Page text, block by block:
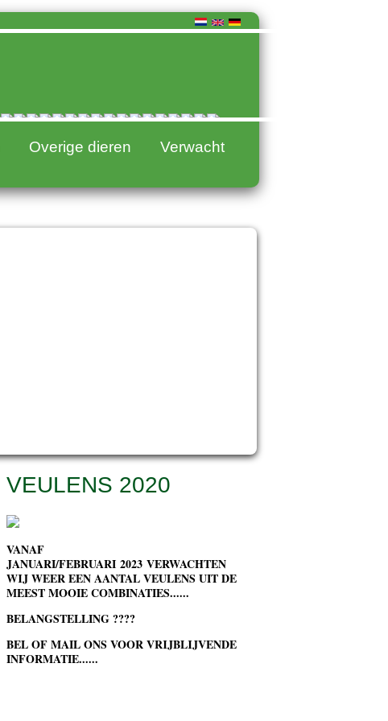
Overige dieren
Verwacht
VEULENS 2020
VANAF
JANUARI/FEBRUARI 2023 VERWACHTEN
WIJ WEER EEN AANTAL VEULENS UIT DE
MEEST MOOIE COMBINATIES......
BELANGSTELLING ????
BEL OF MAIL ONS VOOR VRIJBLIJVENDE
INFORMATIE......